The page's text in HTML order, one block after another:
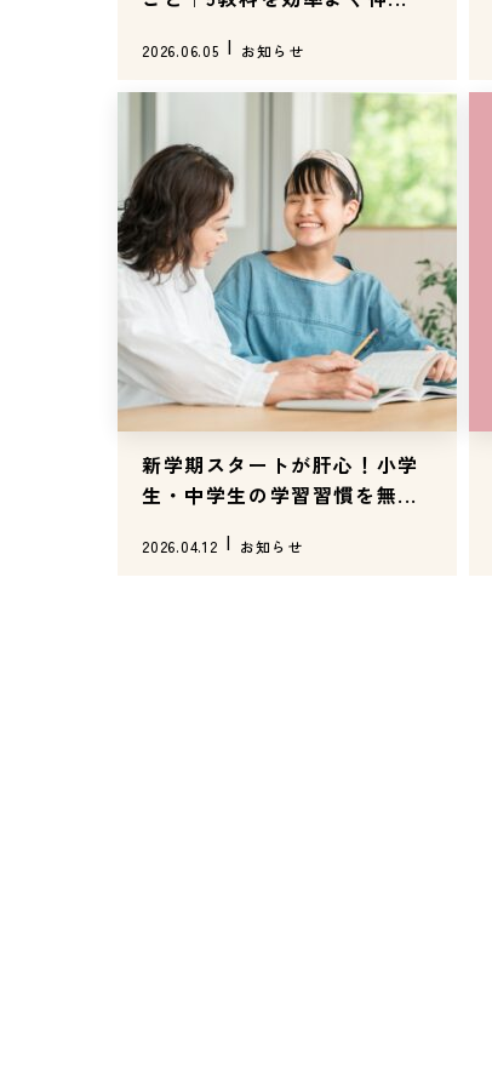
2026.06.05 お知らせ
新学期スタートが肝心！小学
生・中学生の学習習慣を無...
2026.04.12 お知らせ